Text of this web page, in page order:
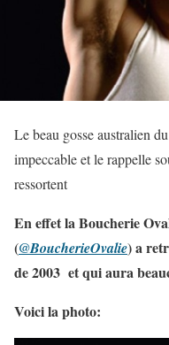
Le beau gosse australien
impeccable et le rappelle
ressortent
En effet la Boucherie
(@BoucherieOvalie) a
de 2003 et qui aura
Voici la photo: